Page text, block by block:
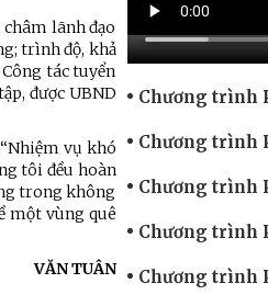
lãnh đạo
trình độ, khả
tác tuyển
được UBND
vụ khó
tôi đều hoàn
trong không
một vùng quê
VĂN TUÂN
Chương trình
Chương trình
Chương trình
Chương trình
Chương trình